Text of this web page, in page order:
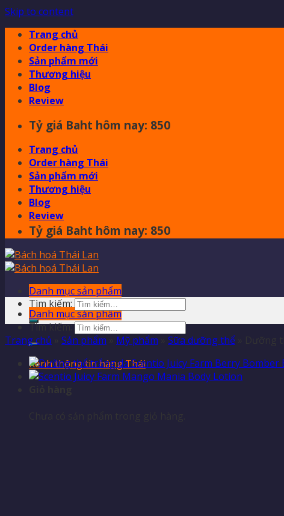
Skip to content
Trang chủ
Order hàng Thái
Sản phẩm mới
Thương hiệu
Blog
Review
Tỷ giá Baht hôm nay: 850
Trang chủ
Order hàng Thái
Sản phẩm mới
Thương hiệu
Blog
Review
Tỷ giá Baht hôm nay: 850
Danh mục sản phẩm
Danh mục sản phẩm
Tìm kiếm:
Kênh thông tin hàng Thái
Tìm kiếm:
Trang chủ Sản phẩm Mỹ phẩm Sữa dưỡng thể